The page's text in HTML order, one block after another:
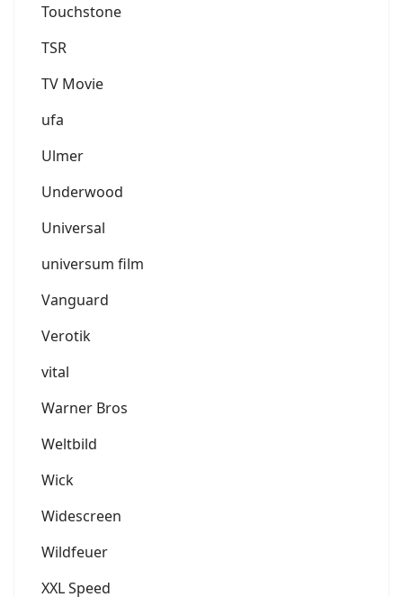
Touchstone
TSR
TV Movie
ufa
Ulmer
Underwood
Universal
universum film
Vanguard
Verotik
vital
Warner Bros
Weltbild
Wick
Widescreen
Wildfeuer
XXL Speed